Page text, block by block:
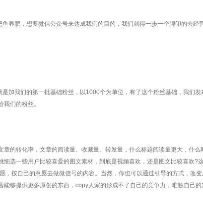
肥，想要微信公众号来达成我们的目的，我们就得一步一个脚印的去经营
我们的第一批基础粉丝，以1000个为单位，有了这个粉丝基础，我们发
们的粉丝。
转化率，文章的阅读量、收藏量、转发量，什么标题阅读量更大，什么
选一些用户比较喜爱的图文素材，到底是视频喜欢，还是图文比较喜欢?
按自己的意愿去做微信号的内容。当然，你也可以通过引导的方式，改
够提供更多原创的东西，copy人家的形成不了自己的竞争力，唯独自己